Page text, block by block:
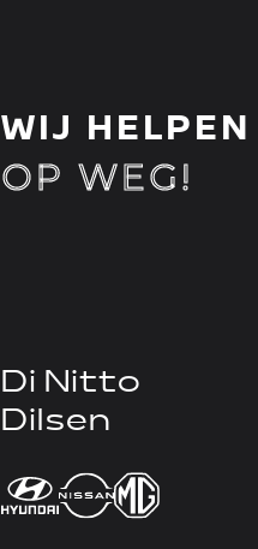
WIJ HELPEN
OP WEG!
Di Nitto
Dilsen